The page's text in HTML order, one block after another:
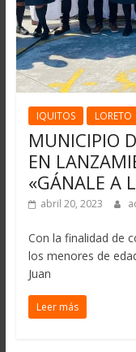
IQUITOS LORETO
MUNICIPIO
EN
«GÁNALE A
abril 20, 2023
Con la finalidad de
los menores de
Juan
Leer más